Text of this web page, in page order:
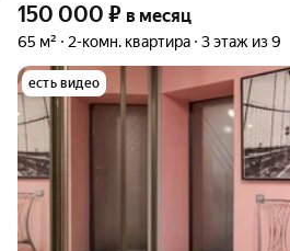
150 000 ₽ в месяц
65 м² 2-комн. квартира 3 этаж из 9
есть видео